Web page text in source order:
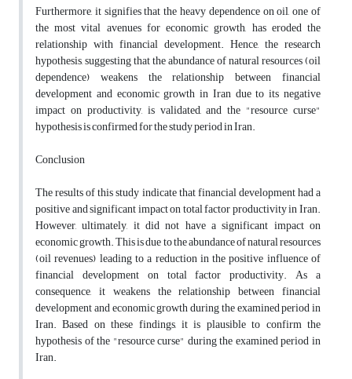
Furthermore, it signifies that the heavy dependence on oil, one of
the most vital avenues for economic growth, has eroded the
relationship with financial development. Hence, the research
hypothesis, suggesting that the abundance of natural resources (oil
dependence) weakens the relationship between financial
development and economic growth in Iran due to its negative
impact on productivity, is validated, and the "resource curse"
hypothesis is confirmed for the study period in Iran.
Conclusion
The results of this study indicate that financial development had a
positive and significant impact on total factor productivity in Iran.
However, ultimately, it did not have a significant impact on
economic growth. This is due to the abundance of natural resources
(oil revenues) leading to a reduction in the positive influence of
financial development on total factor productivity. As a
consequence, it weakens the relationship between financial
development and economic growth during the examined period in
Iran. Based on these findings, it is plausible to confirm the
hypothesis of the "resource curse" during the examined period in
Iran.